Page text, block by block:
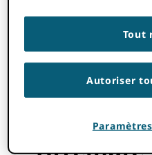
australienne dans
expérience
Tout
Autoriser